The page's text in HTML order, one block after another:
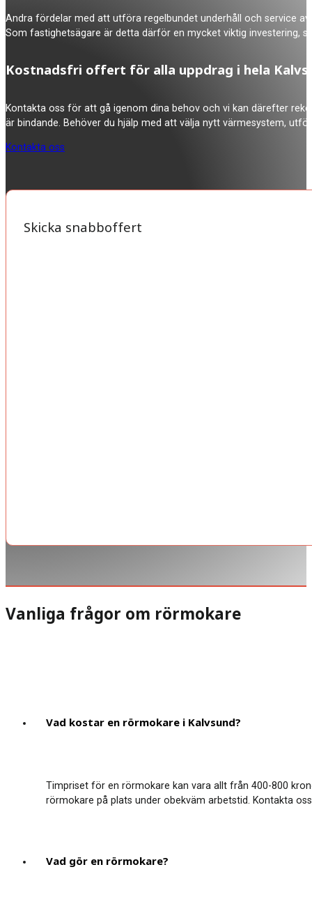
Andra fördelar med att utföra regelbundet underhåll och service
Som fastighetsägare är detta därför en mycket viktig investering,
Kostnadsfri offert för alla uppdrag i hela
Kontakta oss för att gå igenom dina behov och vi kan därefter
är bindande. Behöver du hjälp med att välja nytt värmesystem,
Kontakta oss
Skicka snabboffert
Vanliga frågor om rörmokare
Vad kostar en rörmokare i Kalvsund?
Timpriset för en rörmokare kan vara allt från 400-800
rörmokare på plats under obekväm arbetstid. Kontakta
Vad gör en rörmokare?